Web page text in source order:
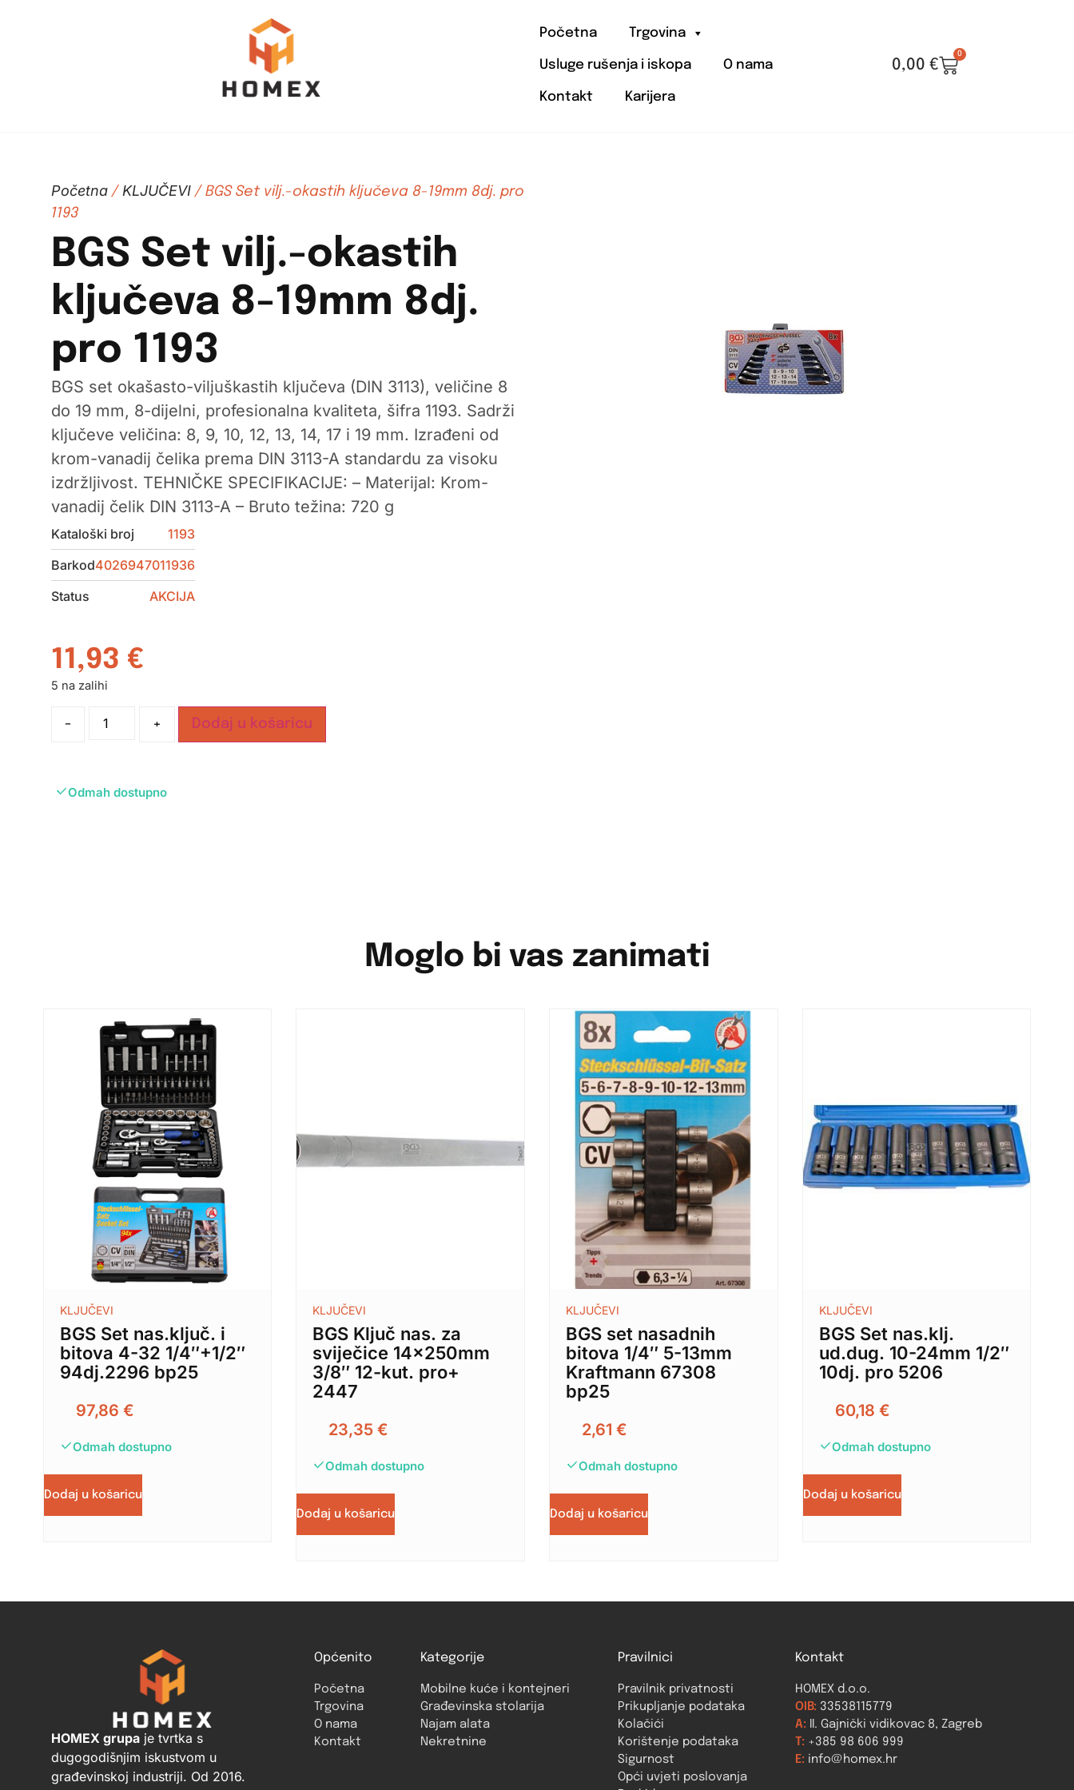
Početna Trgovina
Usluge rušenja i iskopa O nama
Kontakt Karijera
0,00 €
0
Početna/ KLJUČEVI/ BGS Set vilj.-okastih ključeva 8-19mm 8dj. pro
1193
BGS Set vilj.-okastih
ključeva 8-19mm 8dj.
pro 1193
BGS set okašasto-viljuškastih ključeva (DIN 3113), veličine 8
do 19 mm, 8-dijelni, profesionalna kvaliteta, šifra 1193. Sadrži
ključeve veličina: 8, 9, 10, 12, 13, 14, 17 i 19 mm. Izrađeni od
krom-vanadij čelika prema DIN 3113-A standardu za visoku
izdržljivost. TEHNIČKE SPECIFIKACIJE: – Materijal: Krom-
vanadij čelik DIN 3113-A – Bruto težina: 720 g
Kataloški broj
1193
Barkod4026947011936
Status
AKCIJA
11,93 €
5 na zalihi
- + Dodaj u košaricu
Odmah dostupno
Moglo bi vas zanimati
KLJUČEVI
BGS Set nas.ključ. i
bitova 4-32 1/4″+1/2″
94dj.2296 bp25
97,86 €
Odmah dostupno
Dodaj u košaricu
KLJUČEVI
BGS Ključ nas. za
sviječice 14x250mm
3/8″ 12-kut. pro+
2447
23,35€
Odmah dostupno
Dodaj u košaricu
KLJUČEVI
BGS set nasadnih
bitova 1/4″ 5-13mm
Kraftmann 67308
bp25
2,61 €
Odmah dostupno
Dodaj u košaricu
KLJUČEVI
BGS Set nas.klj.
ud.dug. 10-24mm 1/2″
10dj. pro 5206
60,18 €
Odmah dostupno
Dodaj u košaricu
HOMEX grupaje tvrtka s
dugogodišnjim iskustvom u
građevinskoj industriji. Od 2016.
Općenito
Početna
Trgovina
O nama
Kontakt
Kategorije
Mobilne kuće i kontejneri
Građevinska stolarija
Najam alata
Nekretnine
Pravilnici
Pravilnik privatnosti
Prikupljanje podataka
Kolačići
Korištenje podataka
Sigurnost
Opći uvjeti poslovanja
Kontakt
HOMEX d.o.o.
OIB: 33538115779
A: II. Gajnički vidikovac 8, Zagreb
T: +385 98 606 999
E: info@homex.hr